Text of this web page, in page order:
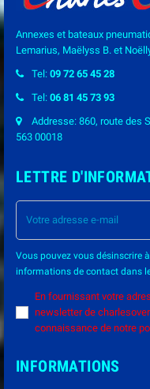
Annexes et bateaux
Lemarius, Maëlyss B. et
Tel: 09 72 65 45 28
Tel: 06 81 45 73 93
Addresse: 860, route des
563 00018
LETTRE
Vous pouvez vous désinscrire
informations de contact dans
En fournissant votre
newsletter de
connaissance de notre
INFORMATIONS